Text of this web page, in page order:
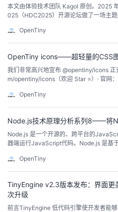
页
开
发
者
我
子
直
的
我
本文由体验技术团队 Kagol 原创。2025
025（HDC2025）开源论坛做了一场主
都是由人来操作的，用户需要学习帮助文
来帮我们操作，我们只需要在关键节点进
OpenTiny
OpenTiny icons——超轻量的CSS
我们非常高兴地宣布 @opentiny/icons
m/opentiny/icons（欢迎 Star ⭐）· 官网
ns 是 Open...
OpenTiny
Node.js技术原理分析系列8——将
Node.js 是一个开源的、跨平台的
器端运行JavaScript代码。Node.js 是基
用、命令行工具等。本系列将分为9篇文
试能力分析到内置模块新增，从性能分析
OpenTiny
TinyEngine v2.3版本发布：界面更
次升级
前言TinyEngine 低代码引擎使开发者能